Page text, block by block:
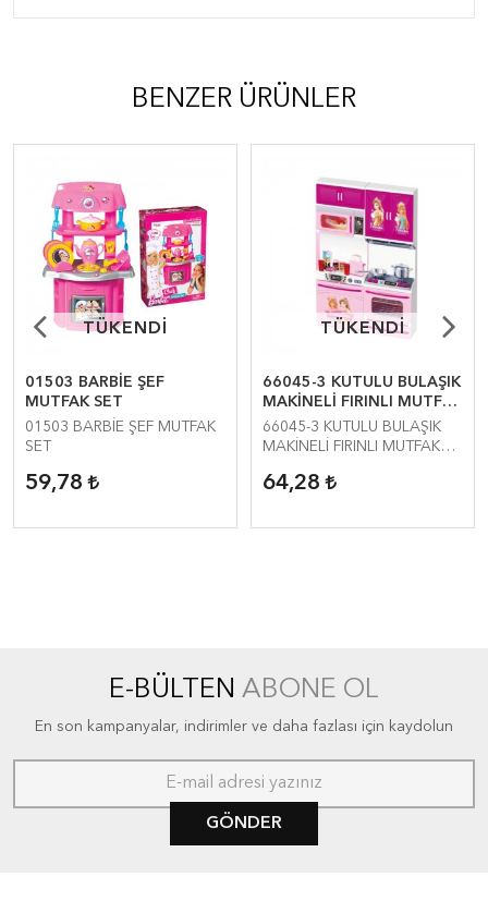
BENZER ÜRÜNLER
TÜKENDİ
TÜKENDİ
01503 BARBİE ŞEF
MUTFAK SET
01503 BARBİE ŞEF MUTFAK
SET
59,78
TÜKENDİ
TÜKENDİ
66045-3 KUTULU BULAŞIK
MAKİNELİ FIRINLI MUTFAK
SET
66045-3 KUTULU BULAŞIK
MAKİNELİ FIRINLI MUTFAK
64,28
E-BÜLTEN ABONE OL
En son kampanyalar, indirimler ve daha fazlası için kaydolun
GÖNDER